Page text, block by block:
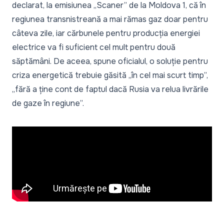
declarat, la emisiunea „Scaner” de la Moldova 1, că în
regiunea transnistreană a mai rămas gaz doar pentru
câteva zile, iar cărbunele pentru producția energiei
electrice va fi suficient cel mult pentru două
săptămâni. De aceea, spune oficialul, o soluție pentru
criza energetică trebuie găsită „în cel mai scurt timp”,
„fără a ține cont de faptul dacă Rusia va relua livrările
de gaze în regiune”.